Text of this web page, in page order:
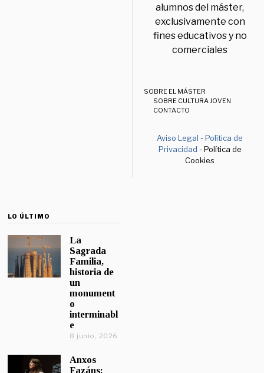
alumnos del máster,
exclusivamente con
fines educativos y no
comerciales
SOBRE EL MÁSTER
SOBRE CULTURA JOVEN
CONTACTO
Aviso Legal -Política de
Privacidad - Política de
Cookies
LO ÚLTIMO
La
Sagrada
Familia,
historia de
un
monument
o
interminabl
e
8 junio, 2026
Anxos
Fazáns: